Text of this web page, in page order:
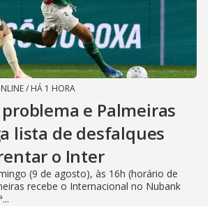
/ HÁ 1 HORA
e Palmeiras
lista de desfalques
o Inter
(9 de agosto), às 16h (horário de
recebe o Internacional no Nubank